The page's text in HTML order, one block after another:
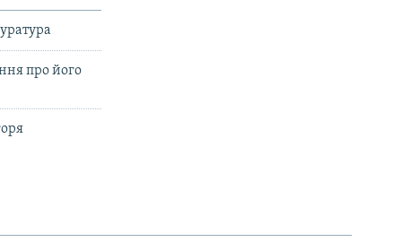
про його